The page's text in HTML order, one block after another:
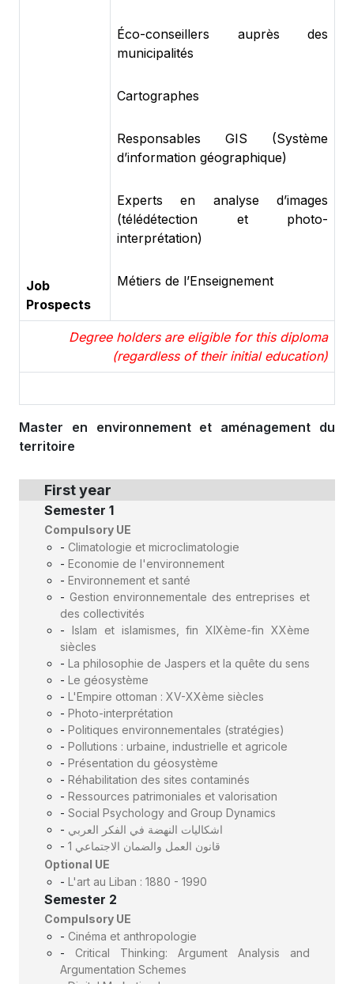
Job
Prospects
Éco-conseillers auprès des
municipalités
Cartographes
Responsables GIS (Système
d’information géographique)
Experts en analyse d’images
(télédétection et photo-
interprétation)
Métiers de l’Enseignement
Degree holders are eligible for this diploma
(regardless of their initial education)
Master en environnement et aménagement du
territoire
First year
Semester 1
Compulsory UE
- Climatologie et microclimatologie
- Economie de l'environnement
- Environnement et santé
- Gestion environnementale des entreprises et
des collectivités
- Islam et islamismes, fin XIXème-fin XXème
siècles
- La philosophie de Jaspers et la quête du sens
- Le géosystème
- L'Empire ottoman : XV-XXème siècles
- Photo-interprétation
- Politiques environnementales (stratégies)
- Pollutions : urbaine, industrielle et agricole
- Présentation du géosystème
- Réhabilitation des sites contaminés
- Ressources patrimoniales et valorisation
- Social Psychology and Group Dynamics
- اشكاليات النهضة في الفكر العربي
-
قانون العمل والضمان الاجتماعي 1
Optional UE
- L'art au Liban : 1880 - 1990
Semester 2
Compulsory UE
- Cinéma et anthropologie
- Critical Thinking: Argument Analysis and
Argumentation Schemes